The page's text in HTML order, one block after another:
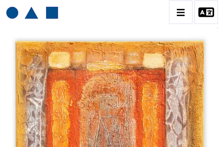
HENRI BAVIERA
BIOGRAPHIE
CATALOGUE DES OEUVRES